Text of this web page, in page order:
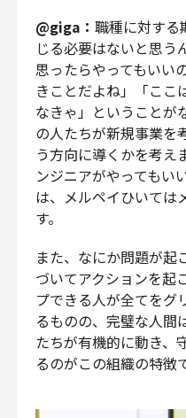
@giga： 職種に対する
じる必要はないと思う
思ったらやってもいい
きことだよね」「ここ
なきゃ」ということが
の人たちが新規事業を
う方向に導くかを考え
ンジニアがやってもい
は、メルペイひいては
す。
また、なにか問題が起
づいてアクションを起
プできる人が全てをグ
るものの、完璧な人間
たちが有機的に動き、
るのがこの組織の特徴